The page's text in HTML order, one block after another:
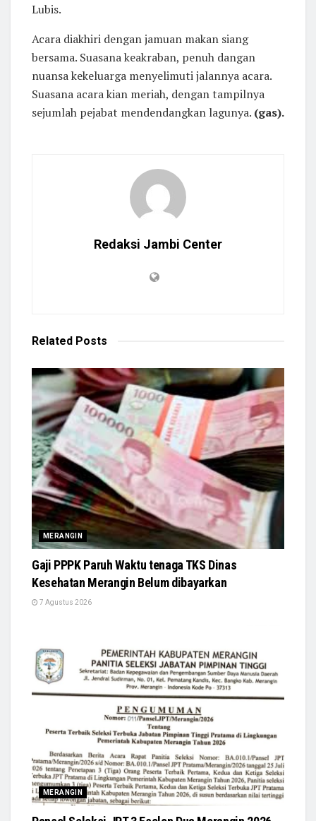
Lubis.
Acara diakhiri dengan jamuan makan siang
bersama. Suasana keakraban, penuh dangan
nuansa kekeluarga menyelimuti jalannya acara.
Suasana acara kian meriah, dengan tampilnya
sejumlah pejabat mendendangkan lagunya. (gas).
Redaksi Jambi Center
Related Posts
MERANGIN
Gaji PPPK Paruh Waktu tenaga TKS Dinas
Kesehatan Merangin Belum dibayarkan
7 Agustus 2026
MERANGIN